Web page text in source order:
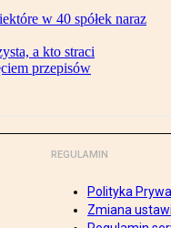
w 40 spółek naraz
a kto straci
przepisów
REGULAMIN
Polityka
Zmiana